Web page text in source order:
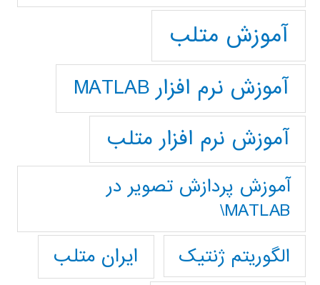
آموزش متلب
آموزش نرم افزار MATLAB
آموزش نرم افزار متلب
آموزش پردازش تصوير در
MATLAB\
الگوریتم ژنتیک
ایران متلب